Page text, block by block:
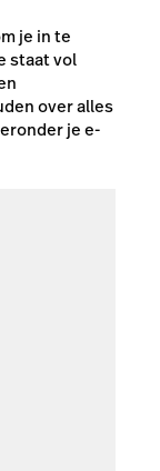
je in te
staat vol
over alles
je e-